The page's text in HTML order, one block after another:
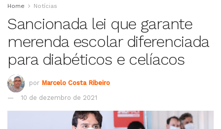
Home Notícias
Sancionada lei que garante
merenda escolar diferenciada
para diabéticos e celíacos
por Marcelo Costa Ribeiro
10 de dezembro de 2021